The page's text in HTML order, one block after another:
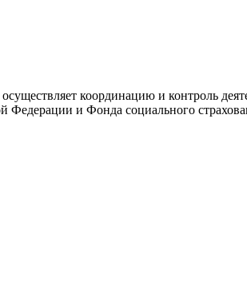
координацию и контроль
Федерации и Фонда социального